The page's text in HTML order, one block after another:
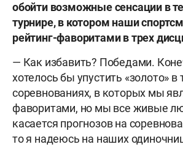
обойти возможные сенсации в
турнире, в котором наши
рейтинг-фаворитами в трех
— Как избавить? Победами.
хотелось бы упустить «золото» в
соревнованиях, в которых мы
фаворитами, но мы все живые
касается прогнозов на
то я надеюсь на наших